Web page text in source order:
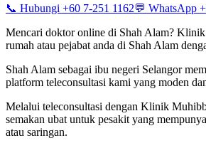
📞 Hubungi +60 7-251 1162💬 WhatsApp
Mencari doktor online di Shah Alam?
rumah atau pejabat anda di Shah Alam
Shah Alam sebagai ibu negeri Selangor
platform teleconsultasi kami yang moden
Melalui teleconsultasi dengan Klinik
semakan ubat untuk pesakit yang
atau saringan.